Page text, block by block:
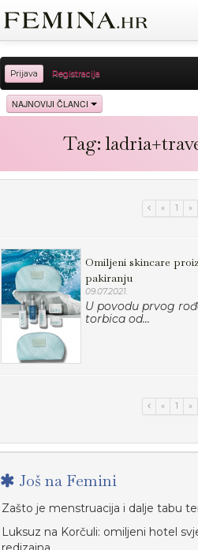
Prijava Registracija
Sreća
Moda Ljubav
NAJNOVIJI ČLANCI
Tag:
« 1 »
Omiljeni skincare
pakiranju
09.07.2021.
U povodu prvog
torbica od...
« 1 »
Još na Femini
Zašto je menstruacija i dalje tabu
Luksuz na Korčuli: omiljeni hotel